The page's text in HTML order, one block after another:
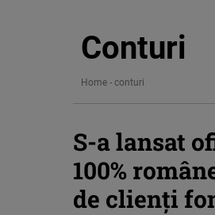
Conturi
Home - conturi
S-a lansat
100%
de clienți